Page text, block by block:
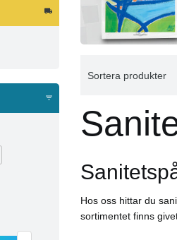
Sortera produkter
Hos oss hittar du
sortimentet finns